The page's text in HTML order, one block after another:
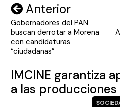
Navegación
de
entradas
Anterior
Gobernadores del PAN
buscan derrotar a Morena
con candidaturas
“ciudadanas”
IMCINE garantiza
a las producciones